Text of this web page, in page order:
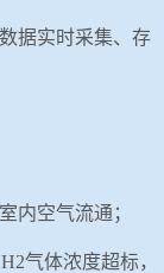
据实时采集、存
内空气流通；
H2气体浓度超标，